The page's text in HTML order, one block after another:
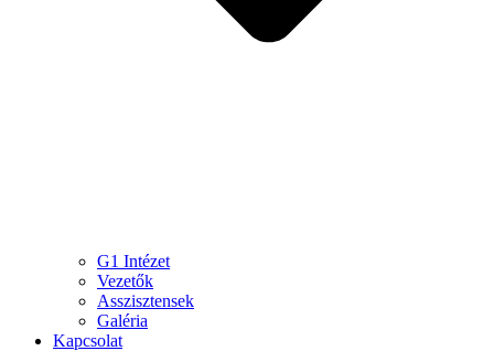
G1 Intézet
Vezetők
Asszisztensek
Galéria
Kapcsolat